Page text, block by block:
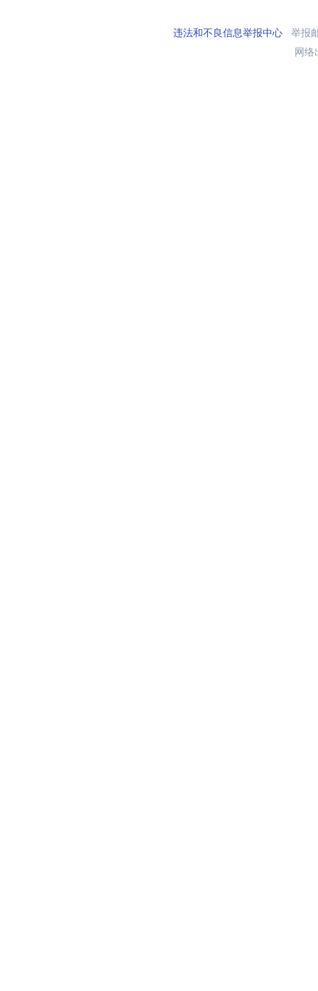
违法和不良信息举报中心举报
网